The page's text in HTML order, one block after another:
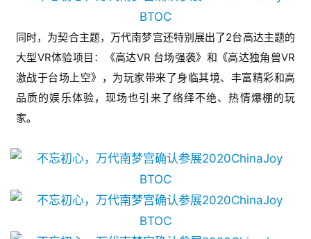
原
创
游
戏
业
机
戏
同时，为契合主题，万代南梦宫还特别展出了2台高达主题的
大型VR体验项目：《高达VR 台场强袭》和《高达独角兽VR
激战于台场上空》，为玩家带来了身临其境、丰富精彩和高
品质的娱乐体验，现场也引来了络绎不绝、热情爆棚的玩
家。